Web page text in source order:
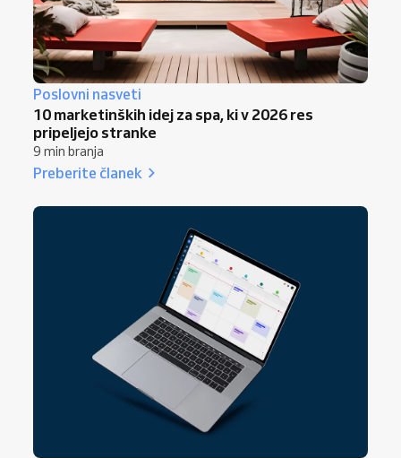
Poslovni nasveti
10 marketinških idej za spa, ki v 2026 res
pripeljejo stranke
9 min branja
Preberite članek